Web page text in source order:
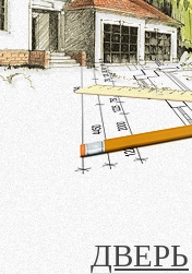
ДВЕРЬ